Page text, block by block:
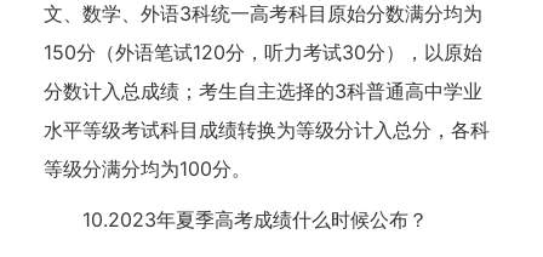
文、数学、外语3科统一高考科目原始分数满分均为
150分（外语笔试120分，听力考试30分），以原始
分数计入总成绩；考生自主选择的3科普通高中学业
水平等级考试科目成绩转换为等级分计入总分，各科
等级分满分均为100分。
10.2023年夏季高考成绩什么时候公布？